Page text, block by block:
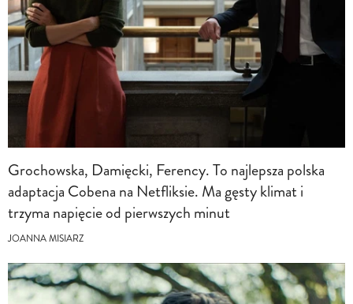
Grochowska, Damięcki, Ferency. To najlepsza polska
adaptacja Cobena na Netfliksie. Ma gęsty klimat i
trzyma napięcie od pierwszych minut
JOANNA MISIARZ